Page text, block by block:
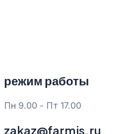
режим работы
Пн 9.00 - Пт 17.00
zakaz@farmis.ru